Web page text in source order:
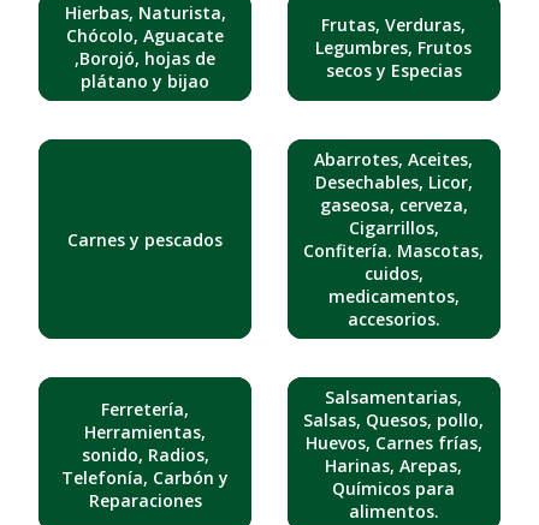
Hierbas, Naturista,
Chócolo, Aguacate
,Borojó, hojas de
plátano y bijao
Frutas, Verduras,
Legumbres, Frutos
secos y Especias
Carnes y pescados
Abarrotes, Aceites,
Desechables, Licor,
gaseosa, cerveza,
Cigarrillos,
Confitería. Mascotas,
cuidos,
medicamentos,
accesorios.
Ferretería,
Herramientas,
sonido, Radios,
Telefonía, Carbón y
Reparaciones
Salsamentarias,
Salsas, Quesos, pollo,
Huevos, Carnes frías,
Harinas, Arepas,
Químicos para
alimentos.